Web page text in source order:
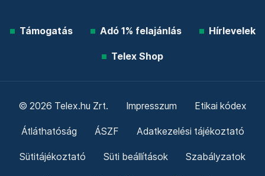
Támogatás Adó 1% felajánlás Hírlevelek
Telex Shop
© 2026 Telex.hu Zrt. Impresszum Etikai kódex
Átláthatóság ÁSZF Adatkezelési tájékoztató
Sütitájékoztató Süti beállítások Szabályzatok